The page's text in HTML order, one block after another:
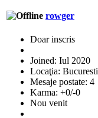
rowger
Doar inscris
Joined: Iul 2020
Locaţia: Bucuresti
Mesaje postate: 4
Karma: +0/-0
Nou venit